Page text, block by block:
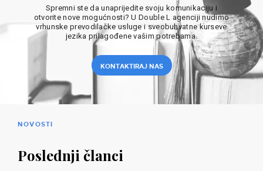
Spremni ste da unaprijedite svoju komunikaciju i
otvorite nove mogućnosti? U Double L agenciji nudimo
vrhunske prevodilačke usluge i sveobuhvatne kurseve
jezika prilagođene vašim potrebama.
KONTAKTIRAJ NAS
NOVOSTI
Poslednji članci